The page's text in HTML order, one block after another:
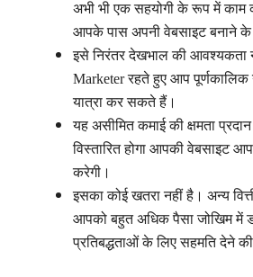
अभी भी एक सहयोगी के रूप में
आपके पास अपनी वेबसाइट बनाने के
इसे निरंतर देखभाल की आवश्यकता
Marketer रहते हुए आप
यात्रा कर सकते हैं।
यह असीमित कमाई की क्षमता
विस्तारित होगा आपकी वेबसाइट
करेगी।
इसका कोई खतरा नहीं है। अन्य
आपको बहुत अधिक पैसा जोखिम में
प्रतिबद्धताओं के लिए सहमति देने